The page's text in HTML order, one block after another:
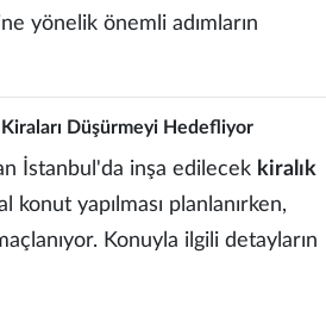
yönelik önemli adımların
Düşürmeyi Hedefliyor
İstanbul'da inşa edilecek kiralık
yapılması planlanırken,
Konuyla ilgili detayların